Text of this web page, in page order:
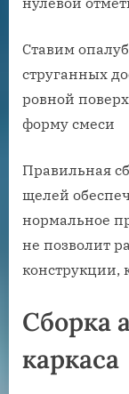
Ставим
струганных
ровной
форму смеси
Правильная
щелей
нормальное
не позволит
конструкции,
Сборка
каркаса